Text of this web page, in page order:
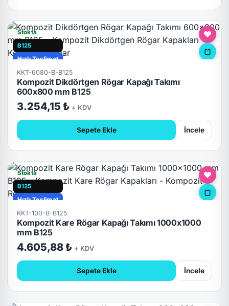
Stokta
B125
Hızlı Teslimat
KKT-6080-B-B125
Kompozit Dikdörtgen Rögar Kapağı Takımı
600x800 mm B125
3.254,15 ₺ + KDV
Sepete Ekle İncele
Stokta
B125
Hızlı Teslimat
KKT-100-B-B125
Kompozit Kare Rögar Kapağı Takımı 1000x1000
mm B125
4.605,88 ₺ + KDV
Sepete Ekle İncele